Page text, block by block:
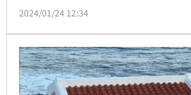
廢棄物總重量減少6成，成效卓著。
2024/01/24 12:34